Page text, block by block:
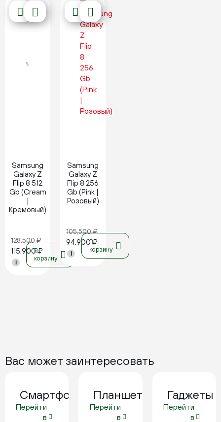
Samsung
Galaxy Z
Flip 8 512
Gb (Cream
|
Кремовый)
128,500₽
115,900₽
i
В
корзину
Samsung
Galaxy Z
Flip 8 256
Gb (Pink |
Розовый)
105,500₽
94,900₽
i
В
корзину
Вас может заинтересовать
Смартфоны
Перейти
в
Планшеты
Перейти
в
Гаджеты
Перейти
в